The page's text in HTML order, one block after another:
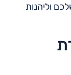
וליהנות